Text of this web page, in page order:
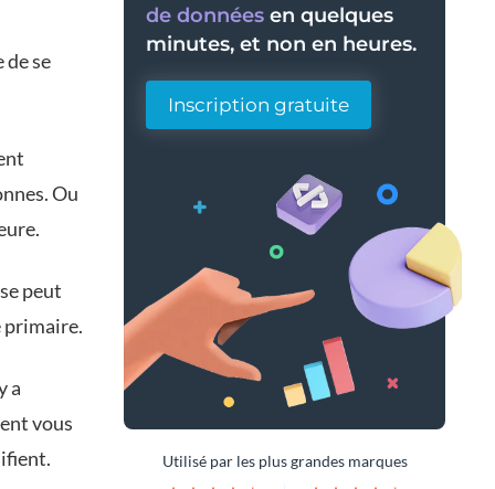
de se
Ou
peut
primaire.
a
vous
de données en quelques
minutes, et non en heures.
Inscription gratuite
Utilisé par les plus grandes marques